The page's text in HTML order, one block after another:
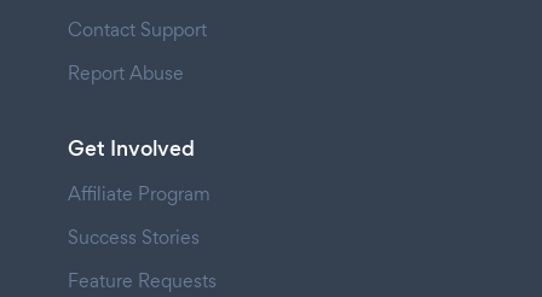
Contact Support
Report Abuse
Get Involved
Affiliate Program
Success Stories
Feature Requests